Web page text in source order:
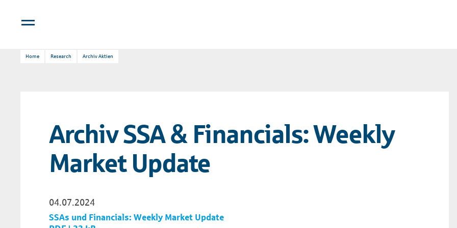
Home Research Archiv Aktien
Archiv SSA & Financials: Weekly
Market Update
04.07.2024
SSAs und Financials: Weekly Market Update